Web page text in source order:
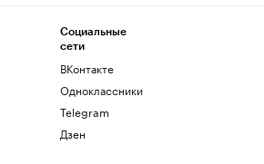
Социальные
сети
ВКонтакте
Одноклассники
Telegram
Дзен